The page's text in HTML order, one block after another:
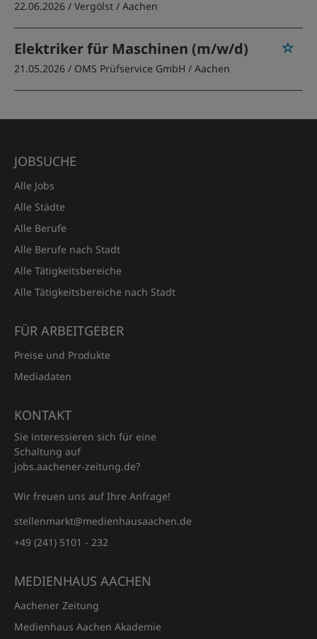
22.06.2026 / Vergölst / Aachen
Elektriker für Maschinen (m/w/d)
21.05.2026 / OMS Prüfservice GmbH / Aachen
JOBSUCHE
Alle Jobs
Alle Städte
Alle Berufe
Alle Berufe nach Stadt
Alle Tätigkeitsbereiche
Alle Tätigkeitsbereiche nach Stadt
FÜR ARBEITGEBER
Preise und Produkte
Mediadaten
KONTAKT
Sie interessieren sich für eine
Schaltung auf
jobs.aachener‑zeitung.de?
Wir freuen uns auf Ihre Anfrage!
stellenmarkt@medienhausaachen.de
+49 (241) 5101 - 232
MEDIENHAUS AACHEN
Aachener Zeitung
Medienhaus Aachen Akademie